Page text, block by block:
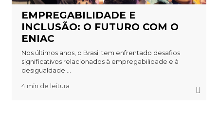
EMPREGABILIDADE E
INCLUSÃO: O FUTURO COM O
ENIAC
Nos últimos anos, o Brasil tem enfrentado desafios
significativos relacionados à empregabilidade e à
desigualdade ...
4 min de leitura